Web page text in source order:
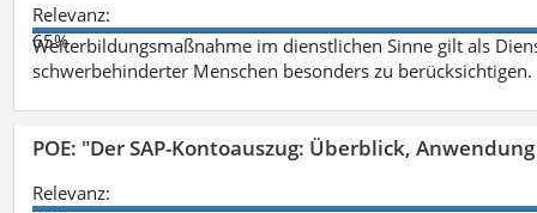
Relevanz:
65%
Weiterbildungsmaßnahme im dienstlichen Sinne gilt als
schwerbehinderter Menschen besonders zu berücksichtigen.
POE: "Der SAP-Kontoauszug: Überblick,
Relevanz: